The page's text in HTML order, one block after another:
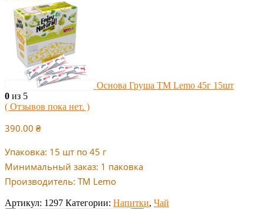
Основа Груша ТМ Lemo 45г 15шт
0 из 5
( Отзывов пока нет. )
390.00 ₴
Упаковка: 15 шт по 45 г
Минимальный заказ: 1 паковка
Производитель: ТМ Lemo
Артикул: 1297 Категории: Напитки, Чай